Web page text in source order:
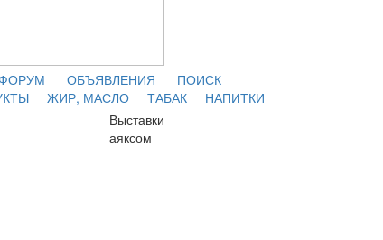
ОБЪЯВЛЕНИЯ
ПОИСК
ЖИР, МАСЛО ТАБАК НАПИТКИ
Выставки
аяксом